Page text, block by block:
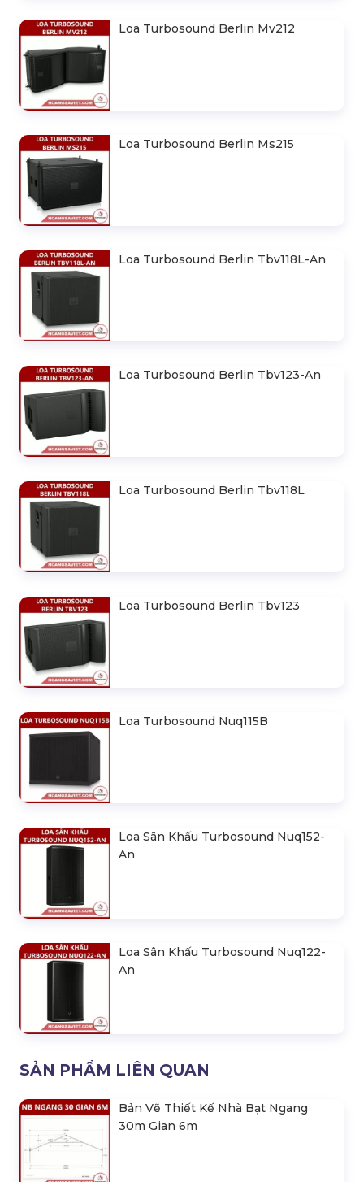
Loa Turbosound Berlin Mv212
Loa Turbosound Berlin Ms215
Loa Turbosound Berlin Tbv118L-An
Loa Turbosound Berlin Tbv123-An
Loa Turbosound Berlin Tbv118L
Loa Turbosound Berlin Tbv123
Loa Turbosound Nuq115B
Loa Sân Khấu Turbosound Nuq152-
An
Loa Sân Khấu Turbosound Nuq122-
An
SẢN PHẨM LIÊN QUAN
Bản Vẽ Thiết Kế Nhà Bạt Ngang
30m Gian 6m